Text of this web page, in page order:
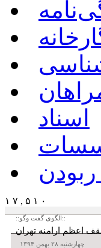
اسناد
ربودن
۱ ۷ , ۵ ۱ ۰
::الگوی گفت وگو::
اعظم ارامنه تهران
چهارشنبه ۲۸ بهمن ۱۳۹۴